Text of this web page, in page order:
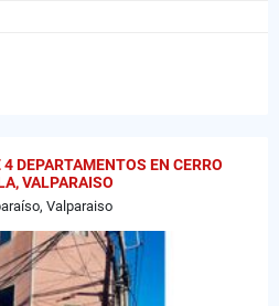
DEPARTAMENTOS EN CERRO
VALPARAISO
Valparaiso